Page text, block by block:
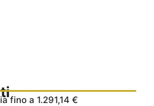
fino a 1.291,14 €